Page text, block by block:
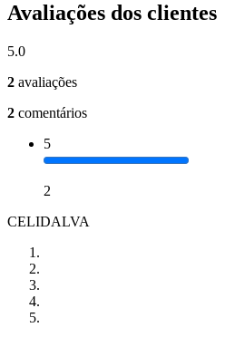
Avaliações dos clientes
5.0
2 avaliações
2 comentários
5
2
CELIDALVA